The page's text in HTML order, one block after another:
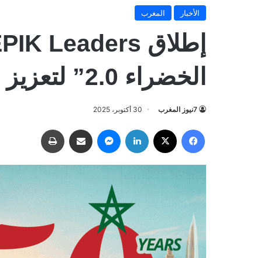
الأخبار المغرب
الخضراء 2.0” لتعزيز قيم المواطنة والابتكار
7نيوز المغرب 30 أكتوبر، 2025